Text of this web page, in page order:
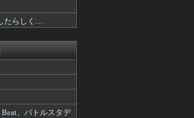
バボー｜...
リバボー｜...
讐・D...
場・...
たらしく…
、バトルスタデ